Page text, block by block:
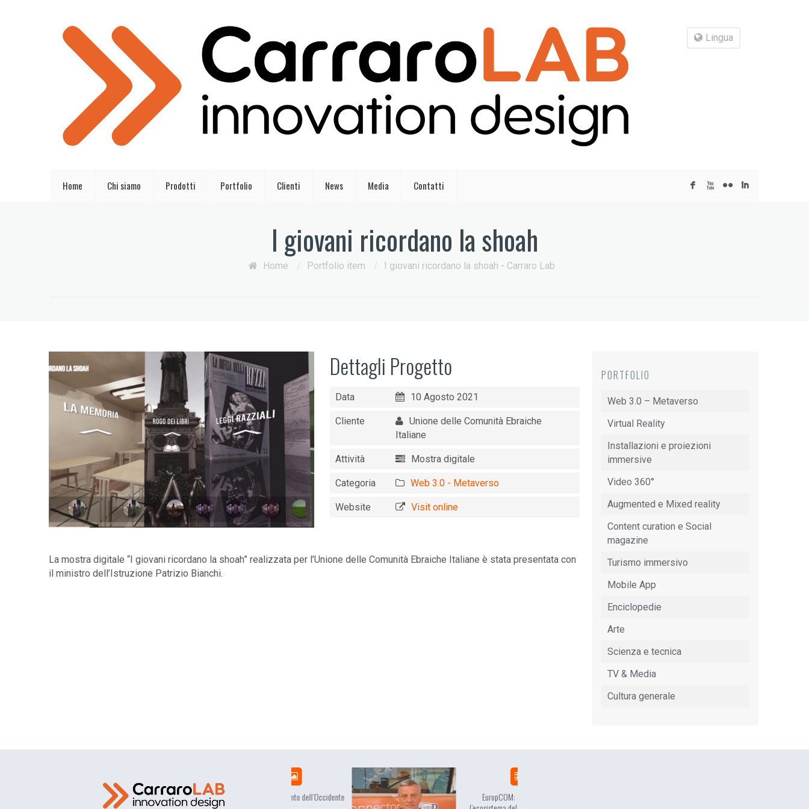
F X N I
Lingua
Home Chi siamo Prodotti Portfolio Clienti News Media Contatti
I giovani ricordano la shoah
Home / Portfolio item / I giovani ricordano la shoah - Carraro Lab
Dettagli Progetto
Data 10 Agosto 2021
Cliente
Unione delle Comunità Ebraiche
Italiane
Attività Mostra digitale
Categoria Web 3.0 - Metaverso
Website Visit online
La mostra digitale “I giovani ricordano la shoah” realizzata per l’Unione delle Comunità Ebraiche Italiane è stata presentata con
il ministro dell’Istruzione Patrizio Bianchi.
PORTFOLIO
Web 3.0 – Metaverso
Virtual Reality
Installazioni e proiezioni
immersive
Video 360°
Augmented e Mixed reality
Content curation e Social
magazine
Turismo immersivo
Mobile App
Enciclopedie
Arte
Scienza e tecnica
TV & Media
Cultura generale
Odissea, il racconto dell’Occidente
EuropCOM: digital kit per